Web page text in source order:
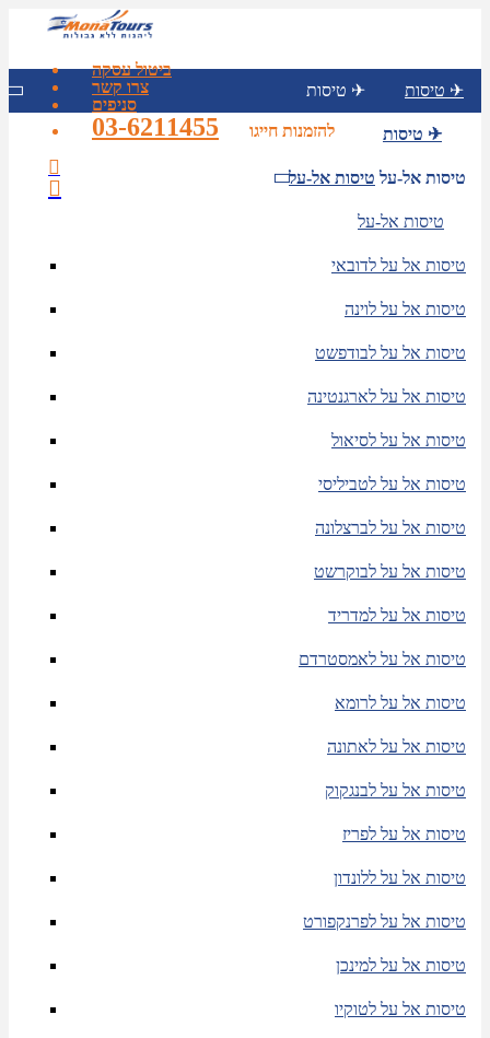
ביטול עסקה
צרו קשר
סניפים
להזמנות חייגו
03-6211455
טיסות ✈ טיסות ✈
טיסות ✈
טיסות אל-על טיסות אל-על
טיסות אל-על
טיסות אל על לדובאי
טיסות אל על לוינה
טיסות אל על לבודפשט
טיסות אל על לארגנטינה
טיסות אל על לסיאול
טיסות אל על לטביליסי
טיסות אל על לברצלונה
טיסות אל על לבוקרשט
טיסות אל על למדריד
טיסות אל על לאמסטרדם
טיסות אל על לרומא
טיסות אל על לאתונה
טיסות אל על לבנגקוק
טיסות אל על לפריז
טיסות אל על ללונדון
טיסות אל על לפרנקפורט
טיסות אל על למינכן
טיסות אל על לטוקיו